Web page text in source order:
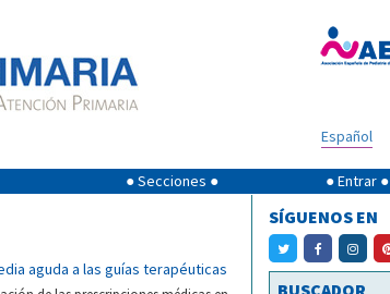
Español
● Secciones ● ● Entrar ●
aguda a las guías terapéuticas
SÍGUENOS EN
BUSCADOR